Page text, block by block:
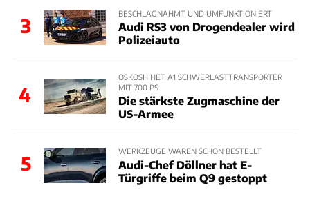
3
BESCHLAGNAHMT UND UMFUNKTIONIERT
Audi RS3 von Drogendealer wird
Polizeiauto
4
OSKOSH HET A1 SCHWERLASTTRANSPORTER
MIT 700 PS
Die stärkste Zugmaschine der
US-Armee
5
WERKZEUGE WAREN SCHON BESTELLT
Audi-Chef Döllner hat E-
Türgriffe beim Q9 gestoppt